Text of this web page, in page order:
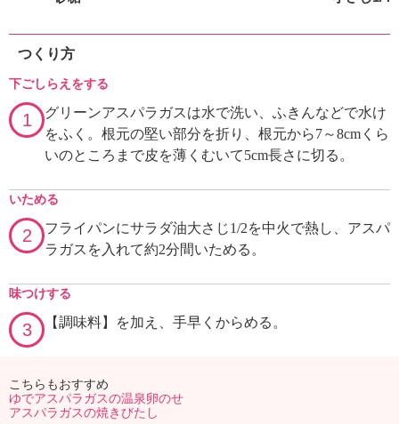
つくり方
下ごしらえをする
1
グリーンアスパラガスは水で洗い、ふきんなどで水け
をふく。根元の堅い部分を折り、根元から7～8cmくら
いのところまで皮を薄くむいて5cm長さに切る。
いためる
2
フライパンにサラダ油大さじ1/2を中火で熱し、アスパ
ラガスを入れて約2分間いためる。
味つけする
3 【調味料】を加え、手早くからめる。
こちらもおすすめ
ゆでアスパラガスの温泉卵のせ
アスパラガスの焼きびたし